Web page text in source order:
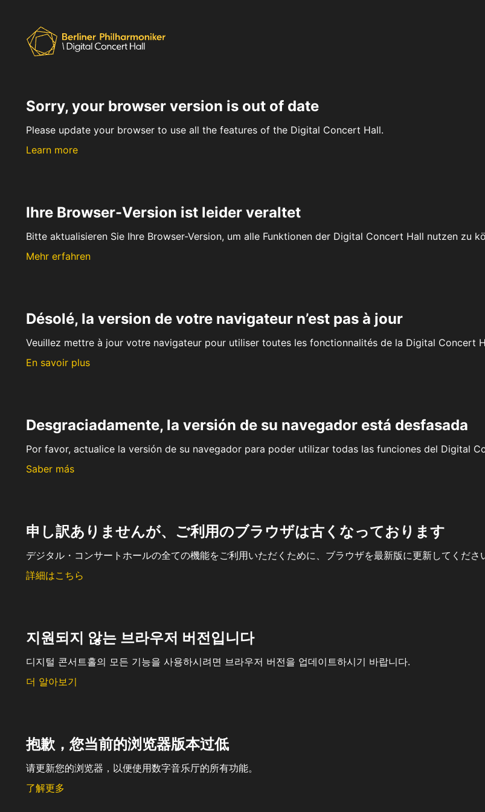
Sorry, your browser version is out of date
Please update your browser to use all the features of the Digital Concert Hall.
Learn more
Ihre Browser-Version ist leider veraltet
Bitte aktualisieren Sie Ihre Browser-Version, um alle Funktionen der Digital Concert Hall nutzen zu
Mehr erfahren
Désolé, la version de votre navigateur n’est pas à jour
Veuillez mettre à jour votre navigateur pour utiliser toutes les fonctionnalités de la Digital Concert
En savoir plus
Desgraciadamente, la versión de su navegador está desfasada
Por favor, actualice la versión de su navegador para poder utilizar todas las funciones del Digital
Saber más
申し訳ありませんが、ご利用のブラウザは古くなっております
デジタル・コンサートホールの全ての機能をご利用いただくために、ブラウザを最新版に更新してくださ
詳細はこちら
지원되지 않는 브라우저 버전입니다
디지털 콘서트홀의 모든 기능을 사용하시려면 브라우저 버전을 업데이트하시기 바랍니다.
더 알아보기
抱歉，您当前的浏览器版本过低
请更新您的浏览器，以便使用数字音乐厅的所有功能。
了解更多